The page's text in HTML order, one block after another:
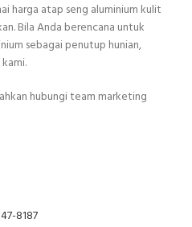
harga atap seng aluminium kulit
Bila Anda berencana untuk
sebagai penutup hunian,
hubungi team marketing
8187